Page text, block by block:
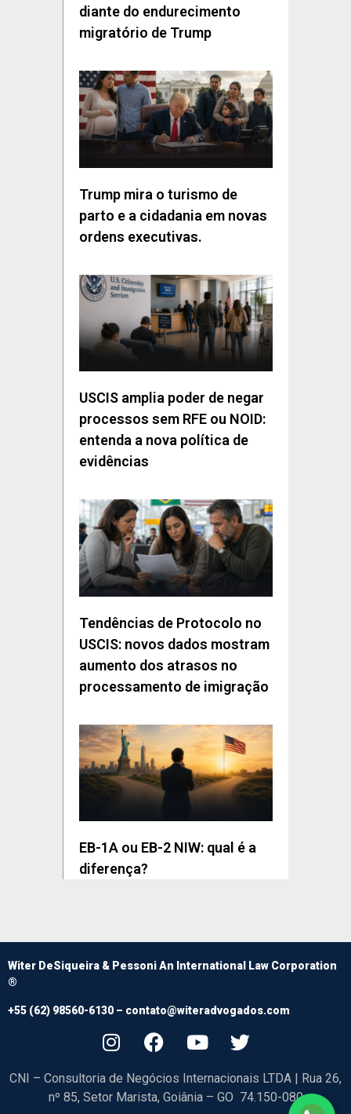
diante do endurecimento
migratório de Trump
Trump mira o turismo de
parto e a cidadania em novas
ordens executivas.
USCIS amplia poder de negar
processos sem RFE ou NOID:
entenda a nova política de
evidências
Tendências de Protocolo no
USCIS: novos dados mostram
aumento dos atrasos no
processamento de imigração
EB-1A ou EB-2 NIW: qual é a
diferença?
Witer DeSiqueira & Pessoni An International Law Corporation
®
+55 (62) 98560-6130 – contato@witeradvogados.com
CNI – Consultoria de Negócios Internacionais LTDA | Rua 26,
nº 85, Setor Marista, Goiânia – GO 74.150-080